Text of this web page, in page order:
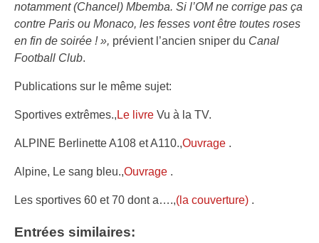
notamment (Chancel) Mbemba. Si l’OM ne corrige pas ça
contre Paris ou Monaco, les fesses vont être toutes roses
en fin de soirée ! », prévient l’ancien sniper du Canal
Football Club.
Publications sur le même sujet:
Sportives extrêmes.,Le livre Vu à la TV.
ALPINE Berlinette A108 et A110.,Ouvrage .
Alpine, Le sang bleu.,Ouvrage .
Les sportives 60 et 70 dont a….,(la couverture) .
Entrées similaires: